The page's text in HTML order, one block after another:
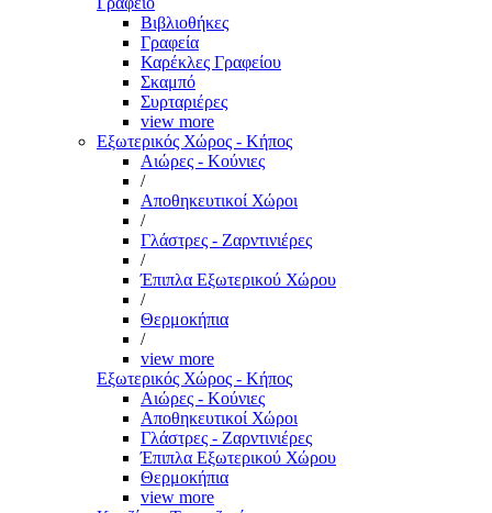
Βιβλιοθήκες
Γραφεία
Καρέκλες Γραφείου
Σκαμπό
Συρταριέρες
view more
Εξωτερικός Χώρος - Κήπος
Αιώρες - Κούνιες
/
Αποθηκευτικοί Χώροι
/
Γλάστρες - Ζαρντινιέρες
/
Έπιπλα Εξωτερικού Χώρου
/
Θερμοκήπια
/
view more
Εξωτερικός Χώρος - Κήπος
Αιώρες - Κούνιες
Αποθηκευτικοί Χώροι
Γλάστρες - Ζαρντινιέρες
Έπιπλα Εξωτερικού Χώρου
Θερμοκήπια
view more